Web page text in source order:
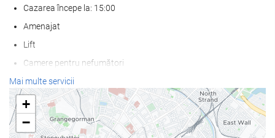
Cazarea începe la: 15:00
Amenajat
Lift
Camere pentru nefumători
Zonă pentru fumat
Nu sunt permise animale de companie
Servicii de primire
Mai multe servicii
+
−